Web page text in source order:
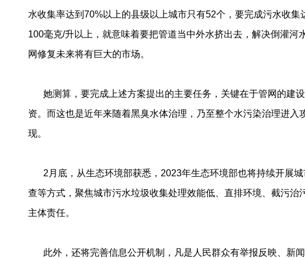
水收集率达到70%以上的县级以上城市只有52个，要完成污水收
100毫克/升以上，就意味着要把管道当中外水挤出去，解决倒灌
网修复未来将有巨大的市场。
她测算，要完成上述方案提出的主要任务，关键在于管网的建
资。而这也是近年来随着黑臭水体治理，乃至整个水污染治理进
现。
2月底，从生态环境部获悉，2023年生态环境部也将持续开展
查等方式，聚焦城市污水垃圾收集处理效能低、直排环境、截污
主体责任。
此外，还将完善信息公开机制，凡是人民群众有举报反映、新